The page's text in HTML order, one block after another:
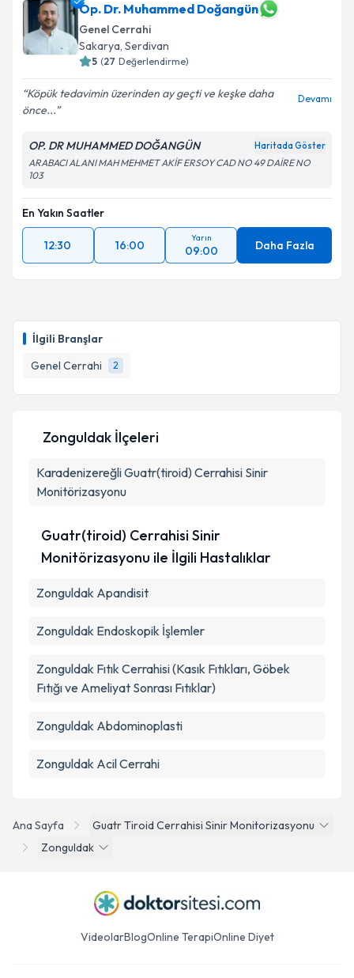
İlgili Branşlar
Genel Cerrahi
2
E-posta Adresiniz
Kişisel verilerimin işlenmesine ilişkinAydınlatma
Op. Dr. Muhammed Doğangün
Genel Cerrahi
Sakarya, Serdivan
5 (27 Değerlendirme)
Köpük tedavimin üzerinden ay geçti ve keşke daha
önce...
Devamı
OP. DR MUHAMMED DOĞANGÜN Haritada Göster
ARABACI ALANI MAH MEHMET AKİF ERSOY CAD NO 49 DAİRE NO
103
En Yakın Saatler
12:30 16:00
Yarın
09:00 Daha Fazla
Ana Sayfa
Guatr Tiroid Cerrahisi Sinir Monitorizasyonu
Zonguldak
Zonguldak İlçeleri
KaradenizereğliGuatr(tiroid) Cerrahisi Sinir
Monitörizasyonu
Guatr(tiroid) Cerrahisi Sinir
Monitörizasyonu ile İlgili Hastalıklar
Zonguldak Apandisit
Zonguldak Endoskopik İşlemler
Zonguldak Fıtık Cerrahisi (Kasık Fıtıkları, Göbek
Fıtığı ve Ameliyat Sonrası Fıtıklar)
Zonguldak Abdominoplasti
Zonguldak Acil Cerrahi
VideolarBlogOnline TerapiOnline Diyet